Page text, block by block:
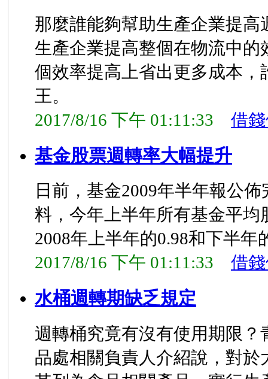
那麼誰能夠幫助生產企業提
生產企業提高整個在物流中的
個效率提高上省出更多成本，
王。
2017/8/16 下午 01:11:33
借
基金股票週轉率大幅提升
日前，基金2009年半年報公
料，今年上半年所有基金平均
2008年上半年的0.98和下半年
2017/8/16 下午 01:11:33
借
水桶週轉期缺乏規定
週轉桶究竟有沒有使用期限
品處相關負責人介紹說，對